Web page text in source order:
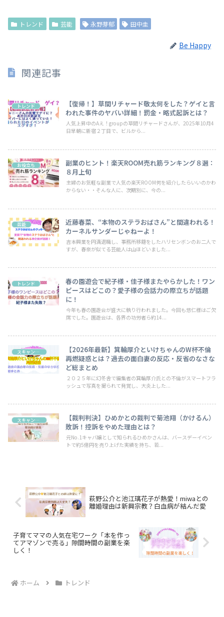
トレンド 芸能 永野芽郁 田中圭
Be Happy
関連記事
トレンド
【復帰！】草間リチャード敬太何をした？ゲイと言
われた事件のヤバい詳細！罰金・略式起訴とは？
人気上昇中のAえ！groupの草間リチャードさんが、2025年10月4
日早朝に新宿２丁目で、ビルから...
お役立ち
副業のヒント！楽天ROOM売れ筋ランキング８選：
８月上旬
主婦のお気軽な副業で人気の楽天ROOM何を紹介したらいいのかわ
からない・・そんな人に、次期別に、今の...
芸能
近藤春菜、“本物のステラおばさん”と間違われる！
カーネルサンダーじゃねーよ！
吉本興業を円満退職し、事務所移籍をしたハリセンボンのお二人で
すが、春奈が似てる芸能人は山ほどいました...
トレンド
春の園遊会で紀子様・佳子様またやらかした！ワン
ピースはどこの？愛子様の会話力の際立ちが話題
に！
今年も春の園遊会が盛大に執り行われました。今回も悠仁様はご欠
席でした。園遊会は、各界の功労者ら約14...
スキャンダル
【2026年最新】箕輪厚介といけちゃんのW杯不倫
再燃疑惑とは？過去の面白妻の反応・反省のなさな
ど総まとめ
２０２５年に幻冬舎で編集者の箕輪厚介氏との不倫がスマートフラ
ッシュで写真を撮られて発覚し、大炎上した...
スキャンダル
【裁判判決】ひめかとの裁判で菊池翔（かけるん）
敗訴！控訴をやめた理由とは？
元No.1キャバ嬢として知られるひめかさんは、バースデーイベン
トで約5億円を売り上げた実績を持ち、若...
萩野公介と池江璃花子が熱愛！miwaとの
離婚理由は新興宗教？白血病が結んだ愛
子育てママの人気在宅ワーク「本を作っ
てアマゾンで売る」隙間時間の副業を楽
しく！
ホーム トレンド